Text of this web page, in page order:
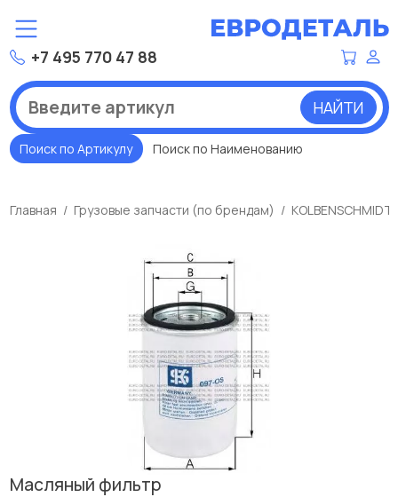
+7 495 770 47 88
НАЙТИ
Поиск по Артикулу Поиск по Наименованию
Главная Грузовые запчасти (по брендам) KOLBENSCHMIDT
Масляный фильтр